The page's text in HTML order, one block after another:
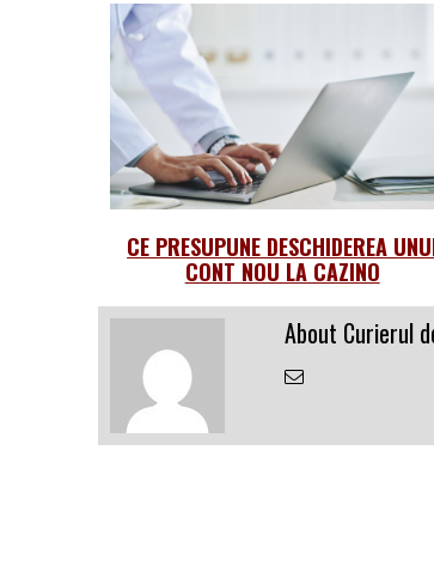
CE PRESUPUNE DESCHIDEREA
CONT NOU LA CAZINO
About Curierul
Email